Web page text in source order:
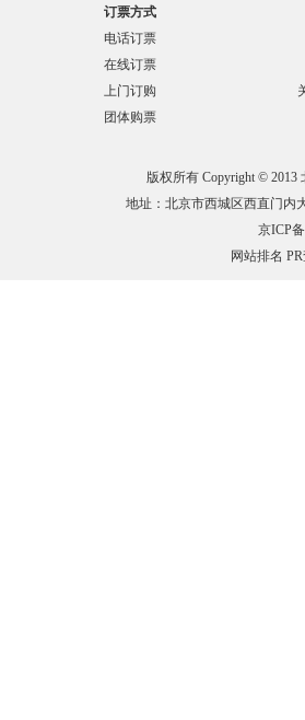
订票方式
电话订票
在线订票
上门订购
团体购票
版权所有 Copyright © 2013
地址：北京市西城区西直门内
京ICP
网站排名